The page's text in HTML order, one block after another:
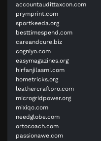
accountaudittaxcon.com
prymprint.com
sportkeeda.org
besttimespend.com
careandcure.biz
cogniyo.com
easymagazines.org
hirfanjilasmi.com
hometricks.org
leathercraftpro.com
microgridpower.org
mixiqo.com
needglobe.com
ortocoach.com
passionawe.com